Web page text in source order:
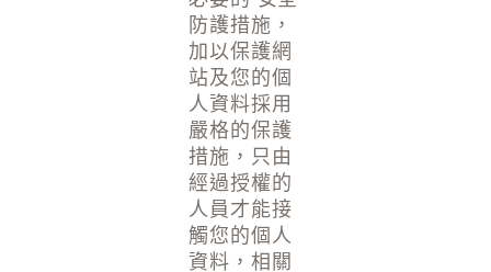
防護措施，
加以保護網
站及您的個
人資料採用
嚴格的保護
措施，只由
經過授權的
人員才能接
觸您的個人
資料，相關